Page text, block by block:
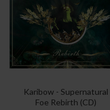
Karibow - Supernatural
Foe Rebirth (CD)